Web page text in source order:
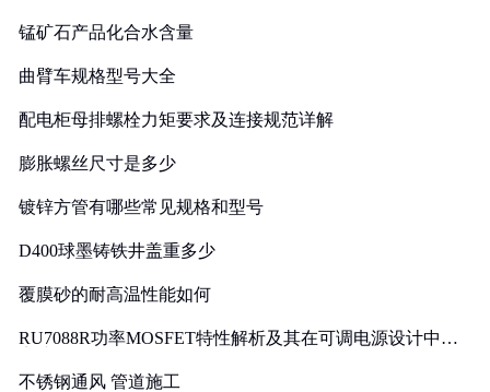
锰矿石产品化合水含量
曲臂车规格型号大全
配电柜母排螺栓力矩要求及连接规范详解
膨胀螺丝尺寸是多少
镀锌方管有哪些常见规格和型号
D400球墨铸铁井盖重多少
覆膜砂的耐高温性能如何
RU7088R功率MOSFET特性解析及其在可调电源设计中的
不锈钢通风 管道施工